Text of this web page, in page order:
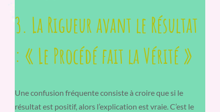
3. La Rigueur avant le Résultat
: « Le Procédé fait la Vérité »
Une confusion fréquente consiste à croire que si le
résultat est positif, alors l’explication est vraie. C’est le